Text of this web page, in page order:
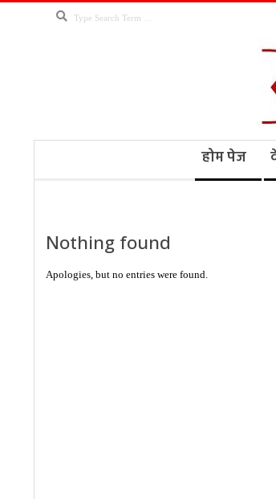
Search
होम पेज
Nothing found
Apologies, but no entries were found.